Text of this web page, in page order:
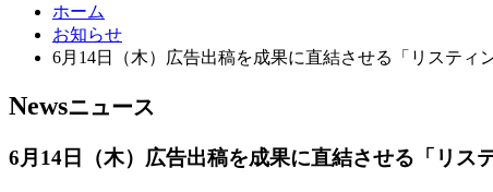
ホーム
お知らせ
6月14日（木）広告出稿を成果に直結させる「リスティ
Newsニュース
6月14日（木）広告出稿を成果に直結させる「リス